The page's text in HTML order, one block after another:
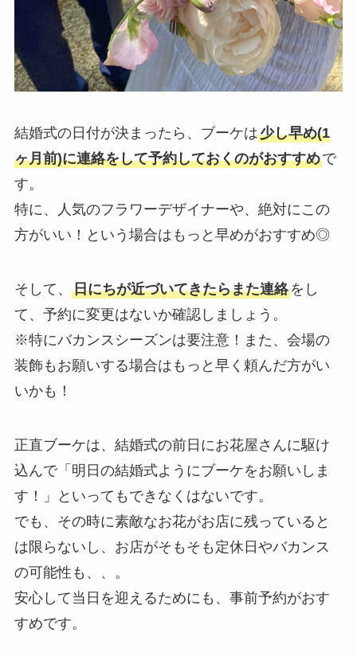
結婚式の日付が決まったら、ブーケは少し早め(1
ヶ月前)に連絡をして予約しておくのがおすすめで
す。
特に、人気のフラワーデザイナーや、絶対にこの
方がいい！という場合はもっと早めがおすすめ◎
そして、 日にちが近づいてきたらまた連絡をし
て、予約に変更はないか確認しましょう。
※特にバカンスシーズンは要注意！また、会場の
装飾もお願いする場合はもっと早く頼んだ方がい
いかも！
正直ブーケは、結婚式の前日にお花屋さんに駆け
込んで「明日の結婚式ようにブーケをお願いしま
す！」といってもできなくはないです。
でも、その時に素敵なお花がお店に残っていると
は限らないし、お店がそもそも定休日やバカンス
の可能性も、、。
安心して当日を迎えるためにも、事前予約がおす
すめです。